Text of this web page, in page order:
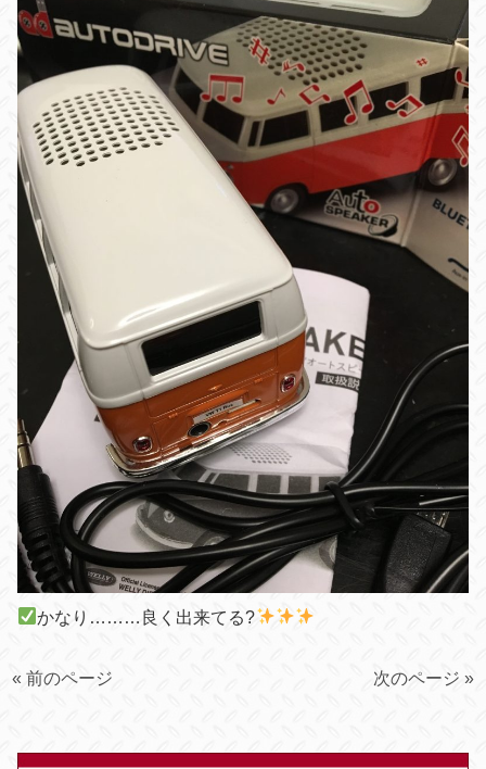
かなり………良く出来てる?
« 前のページ 次のページ »